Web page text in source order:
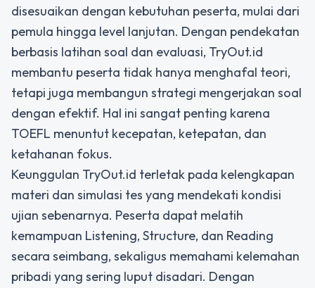
disesuaikan dengan kebutuhan peserta, mulai dari
pemula hingga level lanjutan. Dengan pendekatan
berbasis latihan soal dan evaluasi, TryOut.id
membantu peserta tidak hanya menghafal teori,
tetapi juga membangun strategi mengerjakan soal
dengan efektif. Hal ini sangat penting karena
TOEFL menuntut kecepatan, ketepatan, dan
ketahanan fokus.
Keunggulan TryOut.id terletak pada kelengkapan
materi dan simulasi tes yang mendekati kondisi
ujian sebenarnya. Peserta dapat melatih
kemampuan Listening, Structure, dan Reading
secara seimbang, sekaligus memahami kelemahan
pribadi yang sering luput disadari. Dengan